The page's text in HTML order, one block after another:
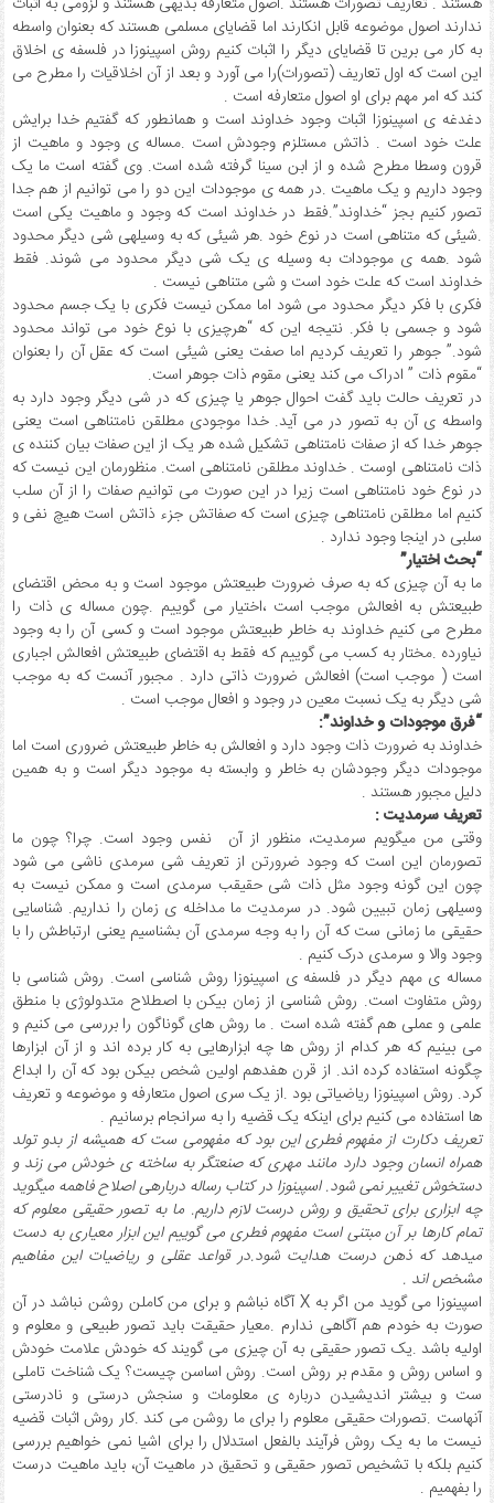
ندارند اصول موضوعه قابل انکارند اما قضایای مسلمی هستند که بعنوان واسطه
به کار می برین تا قضایای دیگر را اثبات کنیم روش اسپینوزا در فلسفه ی اخلاق
این است که اول تعاریف (تصورات)را می آورد و بعد از آن اخلاقیات را مطرح می
کند که امر مهم برای او اصول متعارفه است .
دغدغه ی اسپینوزا اثبات وجود خداوند است و همانطور که گفتیم خدا برایش
علت خود است . ذاتش مستلزم وجودش است .مساله ی وجود و ماهیت از
قرون وسطا مطرح شده و از ابن سینا گرفته شده است. وی گفته است ما یک
وجود داریم و یک ماهیت .در همه ی موجودات این دو را می توانیم از هم جدا
تصور کنیم بجز “خداوند”.فقط در خداوند است که وجود و ماهیت یکی است
.شیئی که متناهی است در نوع خود .هر شیئی که به وسیله­ی شی دیگر محدود
شود .همه ی موجودات به وسیله ی یک شی دیگر محدود می شوند. فقط
خداوند است که علت خود است و شی متناهی نیست .
فکری با فکر دیگر محدود می شود اما ممکن نیست فکری با یک جسم محدود
شود و جسمی با فکر. نتیجه این که “هرچیزی با نوع خود می تواند محدود
شود.” جوهر را تعریف کردیم اما صفت یعنی شیئی است که عقل آن را بعنوان
“مقوم ذات ” ادراک می کند یعنی مقوم ذات جوهر است.
در تعریف حالت باید گفت احوال جوهر یا چیزی که در شی دیگر وجود دارد به
واسطه ی آن به تصور در می آید. خدا موجودی مطلقن نامتناهی است یعنی
جوهر خدا که از صفات نامتناهی تشکیل شده هر یک از این صفات بیان کننده ی
ذات نامتناهی اوست . خداوند مطلقن نامتناهی است. منظورمان این نیست که
در نوع خود نامتناهی است زیرا در این صورت می توانیم صفات را از آن سلب
کنیم اما مطلقن نامتناهی چیزی است که صفاتش جزء ذاتش است هیچ نفی و
سلبی در اینجا وجود ندارد .
“بحث اختیار”
ما به آن چیزی که به صرف ضرورت طبیعتش موجود است و به محض اقتضای
طبیعتش به افعالش موجب است ،اختیار می گوییم .چون مساله ی ذات را
مطرح می کنیم خداوند به خاطر طبیعتش موجود است و کسی آن را به وجود
نیاورده .مختار به کسب می گوییم که فقط به اقتضای طبیعتش افعالش اجباری
است ( موجب است) افعالش ضرورت ذاتی دارد . مجبور آنست که به موجب
شی دیگر به یک نسبت معین در وجود و افعال موجب است .
“فرق موجودات و خداوند”:
خداوند به ضرورت ذات وجود دارد و افعالش به خاطر طبیعتش ضروری است اما
موجودات دیگر وجودشان به خاطر و وابسته به موجود دیگر است و به همین
دلیل مجبور هستند .
تعریف سرمدیت :
وقتی من می­گویم سرمدیت، منظور از آن نفس وجود است. چرا؟ چون ما
تصورمان این است که وجود ضرورتن از تعریف شی سرمدی ناشی می شود
چون این گونه وجود مثل ذات شی حقیقب سرمدی است و ممکن نیست به
وسیله­ی زمان تبیین شود. در سرمدیت ما مداخله ی زمان را نداریم. شناسایی
حقیقی ما زمانی ست که آن را به وجه سرمدی آن بشناسیم یعنی ارتباطش را با
وجود والا و سرمدی درک کنیم .
مساله ی مهم دیگر در فلسفه ی اسپینوزا روش شناسی است. روش شناسی با
روش متفاوت است. روش شناسی از زمان بیکن با اصطلاح متدولوژی با منطق
علمی و عملی هم گفته شده است . ما روش های گوناگون را بررسی می کنیم و
می بینیم که هر کدام از روش ها چه ابزارهایی به کار برده اند و از آن ابزارها
چگونه استفاده کرده اند. از قرن هفدهم اولین شخص بیکن بود که آن را ابداع
کرد. روش اسپینوزا ریاضیاتی بود .از یک سری اصول متعارفه و موضوعه و تعریف
ها استفاده می کنیم برای اینکه یک قضیه را به سرانجام برسانیم .
تعریف دکارت از مفهوم فطری این بود که مفهومی ست که همیشه از بدو تولد
همراه انسان وجود دارد مانند مهری که صنعتگر به ساخته ی خودش می زند و
دستخوش تغییر نمی شود. اسپینوزا در کتاب رساله درباره­ی اصلاح فاهمه می­گوید
چه ابزاری برای تحقیق و روش درست لازم داریم. ما به تصور حقیقی معلوم که
تمام کارها بر آن مبتنی است مفهوم فطری می گوییم این ابزار معیاری به دست
می­دهد که ذهن درست هدایت شود.در قواعد عقلی و ریاضیات این مفاهیم
مشخص اند .
اسپینوزا می گوید من اگر به X آگاه نباشم و برای من کاملن روشن نباشد در آن
صورت به خودم هم آگاهی ندارم .معیار حقیقت باید تصور طبیعی و معلوم و
اولیه باشد .یک تصور حقیقی به آن چیزی می گویند که خودش علامت خودش
و اساس روش و مقدم بر روش است. روش اساسن چیست؟ یک شناخت تاملی
ست و بیشتر اندیشیدن درباره ی معلومات و سنجش درستی و نادرستی
آنهاست .تصورات حقیقی معلوم را برای ما روشن می کند .کار روش اثبات قضیه
نیست ما به یک روش فرآیند بالفعل استدلال را برای اشیا نمی خواهیم بررسی
کنیم بلکه با تشخیص تصور حقیقی و تحقیق در ماهیت آن، باید ماهیت درست
را بفهمیم .